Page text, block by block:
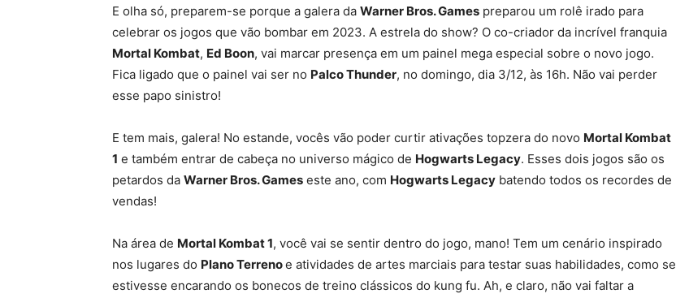
E olha só, preparem-se porque a galera da Warner Bros. Games preparou um rolê irado para
celebrar os jogos que vão bombar em 2023. A estrela do show? O co-criador da incrível franquia
Mortal Kombat, Ed Boon, vai marcar presença em um painel mega especial sobre o novo jogo.
Fica ligado que o painel vai ser no Palco Thunder, no domingo, dia 3/12, às 16h. Não vai perder
esse papo sinistro!
E tem mais, galera! No estande, vocês vão poder curtir ativações topzera do novo Mortal Kombat
1 e também entrar de cabeça no universo mágico de Hogwarts Legacy. Esses dois jogos são os
petardos da Warner Bros. Games este ano, com Hogwarts Legacy batendo todos os recordes de
vendas!
Na área de Mortal Kombat 1, você vai se sentir dentro do jogo, mano! Tem um cenário inspirado
nos lugares do Plano Terrenoe atividades de artes marciais para testar suas habilidades, como se
estivesse encarando os bonecos de treino clássicos do kung fu. Ah, e claro, não vai faltar a